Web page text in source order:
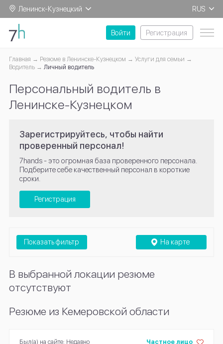
Ленинск-Кузнецкий
RUS
EN
Войти
Регистрация
Главная Резюме в Ленинске-Кузнецком
Услуги для семьи
Водитель
Личный водитель
Персональный водитель в
Ленинске-Кузнецком
Зарегистрируйтесь, чтобы найти
проверенный персонал!
7hands - это огромная база проверенного персонала.
Подберите себе качественный персонал в короткие
сроки.
Регистрация
На карте
Показать фильтр
В выбранной локации резюме
отсутствуют
Резюме из Кемеровской области
Частное лицо
Был(а) на сайте: Недавно